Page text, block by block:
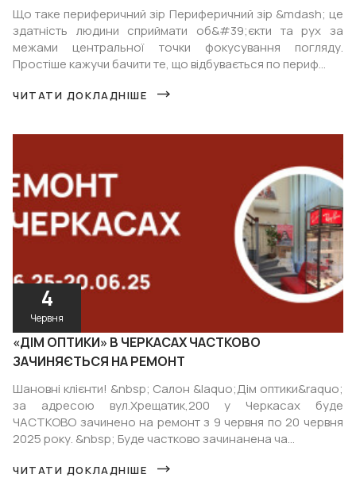
Що таке периферичний зір Периферичний зір &mdash; це
здатність людини сприймати об&#39;єкти та рух за
межами центральної точки фокусування погляду.
Простіше кажучи бачити те, що відбувається по периф...
ЧИТАТИ ДОКЛАДНІШЕ
4
Червня
«ДІМ ОПТИКИ» В ЧЕРКАСАХ ЧАСТКОВО
ЗАЧИНЯЄТЬСЯ НА РЕМОНТ
Шановні клієнти! &nbsp; Салон &laquo;Дім оптики&raquo;
за адресою вул.Хрещатик,200 у Черкасах буде
ЧАСТКОВО зачинено на ремонт з 9 червня по 20 червня
2025 року. &nbsp; Буде частково зачинанена ча...
ЧИТАТИ ДОКЛАДНІШЕ